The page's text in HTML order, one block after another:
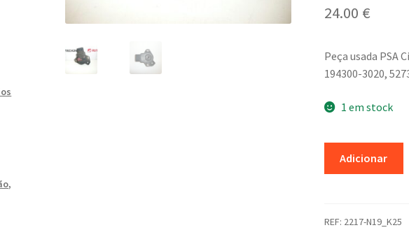
24.00 €
Peça usada PSA
194300-3020,
1 em stock
Amortecedor
Adicionar
REF: 2217-N19_K25